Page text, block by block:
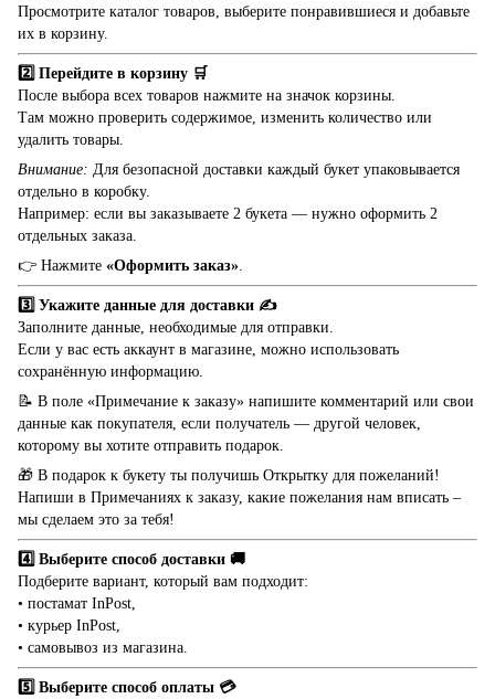
Просмотрите каталог товаров, выберите понравившиеся и добавьте
их в корзину.
2️⃣ Перейдите в корзину 🛒
После выбора всех товаров нажмите на значок корзины.
Там можно проверить содержимое, изменить количество или
удалить товары.
Внимание: Для безопасной доставки каждый букет упаковывается
отдельно в коробку.
Например: если вы заказываете 2 букета — нужно оформить 2
отдельных заказа.
👉 Нажмите «Оформить заказ»
3️⃣ Укажите данные для доставки ✍️
Заполните данные, необходимые для отправки.
Если у вас есть аккаунт в магазине, можно использовать
сохранённую информацию.
📝 В поле «Примечание к заказу» напишите комментарий или свои
данные как покупателя, если получатель — другой человек,
которому вы хотите отправить подарок.
🎁 В подарок к букету ты получишь Открытку для пожеланий!
Напиши в Примечаниях к заказу, какие пожелания нам вписать –
мы сделаем это за тебя!
4️⃣ Выберите способ доставки 🚚
Подберите вариант, который вам подходит:
• постамат InPost,
• курьер InPost,
• самовывоз из магазина.
5️⃣ Выберите способ оплаты 💳